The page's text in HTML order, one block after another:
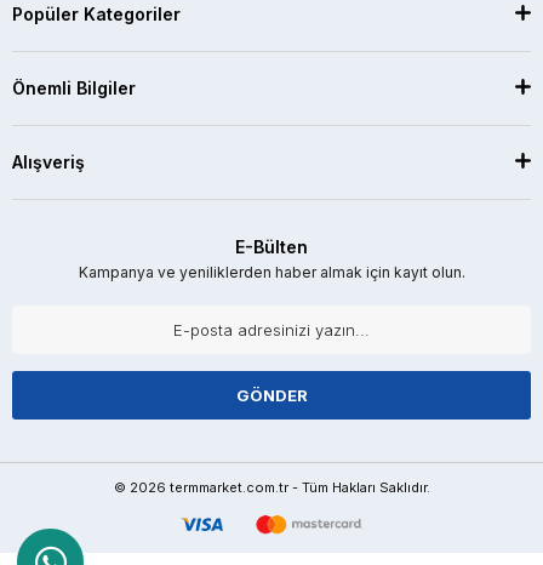
Popüler Kategoriler
Önemli Bilgiler
Alışveriş
E-Bülten
Kampanya ve yeniliklerden haber almak için kayıt olun.
GÖNDER
© 2026 termmarket.com.tr - Tüm Hakları Saklıdır.